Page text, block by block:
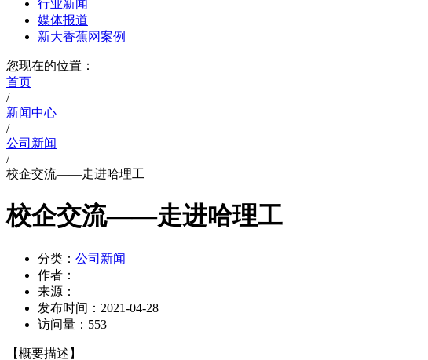
行业新闻
媒体报道
新大香蕉网案例
您现在的位置：
首页
/
新闻中心
/
公司新闻
/
校企交流——走进哈理工
校企交流——走进哈理工
分类： 公司新闻
作者：
来源：
发布时间： 2021-04-28
访问量： 553
【概要描述】